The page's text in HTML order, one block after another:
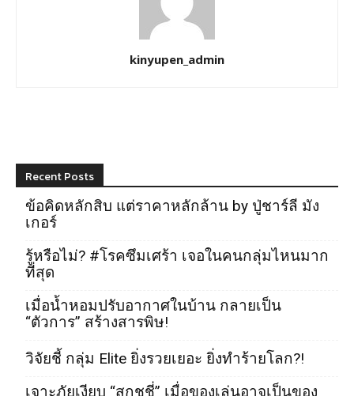
kinyupen_admin
Recent Posts
ข้อคิดหลักสิบ แต่ราคาหลักล้าน by ปู่ชาร์ลี มัง
เกอร์
รู้หรือไม่? #โรคซึมเศร้า เจอในคนกลุ่มไหนมาก
ที่สุด
เมื่อน้ำหอมปรับอากาศในบ้าน กลายเป็น
“ตัวการ” สร้างสารพิษ!
วิจัยชี้ กลุ่ม Elite ยิ่งรวยเยอะ ยิ่งทำร้ายโลก?!
เจาะภัยเงียบ “สกุชชี่” เมื่อของเล่นอาจเป็นของ